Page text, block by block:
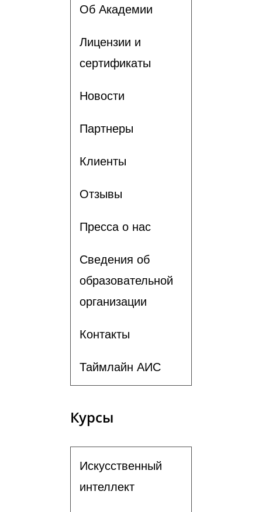
Об Академии
Лицензии и
сертификаты
Новости
Партнеры
Клиенты
Отзывы
Пресса о нас
Сведения об
образовательной
организации
Контакты
Таймлайн АИС
Курсы
Искусственный
интеллект